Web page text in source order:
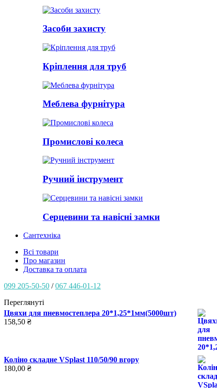
Засоби захисту
Кріплення для труб
Меблева фурнітура
Промислові колеса
Ручний інструмент
Серцевини та навісні замки
Сантехніка
Всі товари
Про магазин
Доставка та оплата
099 205-50-50 /067 446-01-12
Переглянуті
Цвяхи для пневмостеплера 20*1,25*1мм(5000шт)
158,50 ₴
Коліно складне VSplast 110/50/90 вгору
180,00 ₴